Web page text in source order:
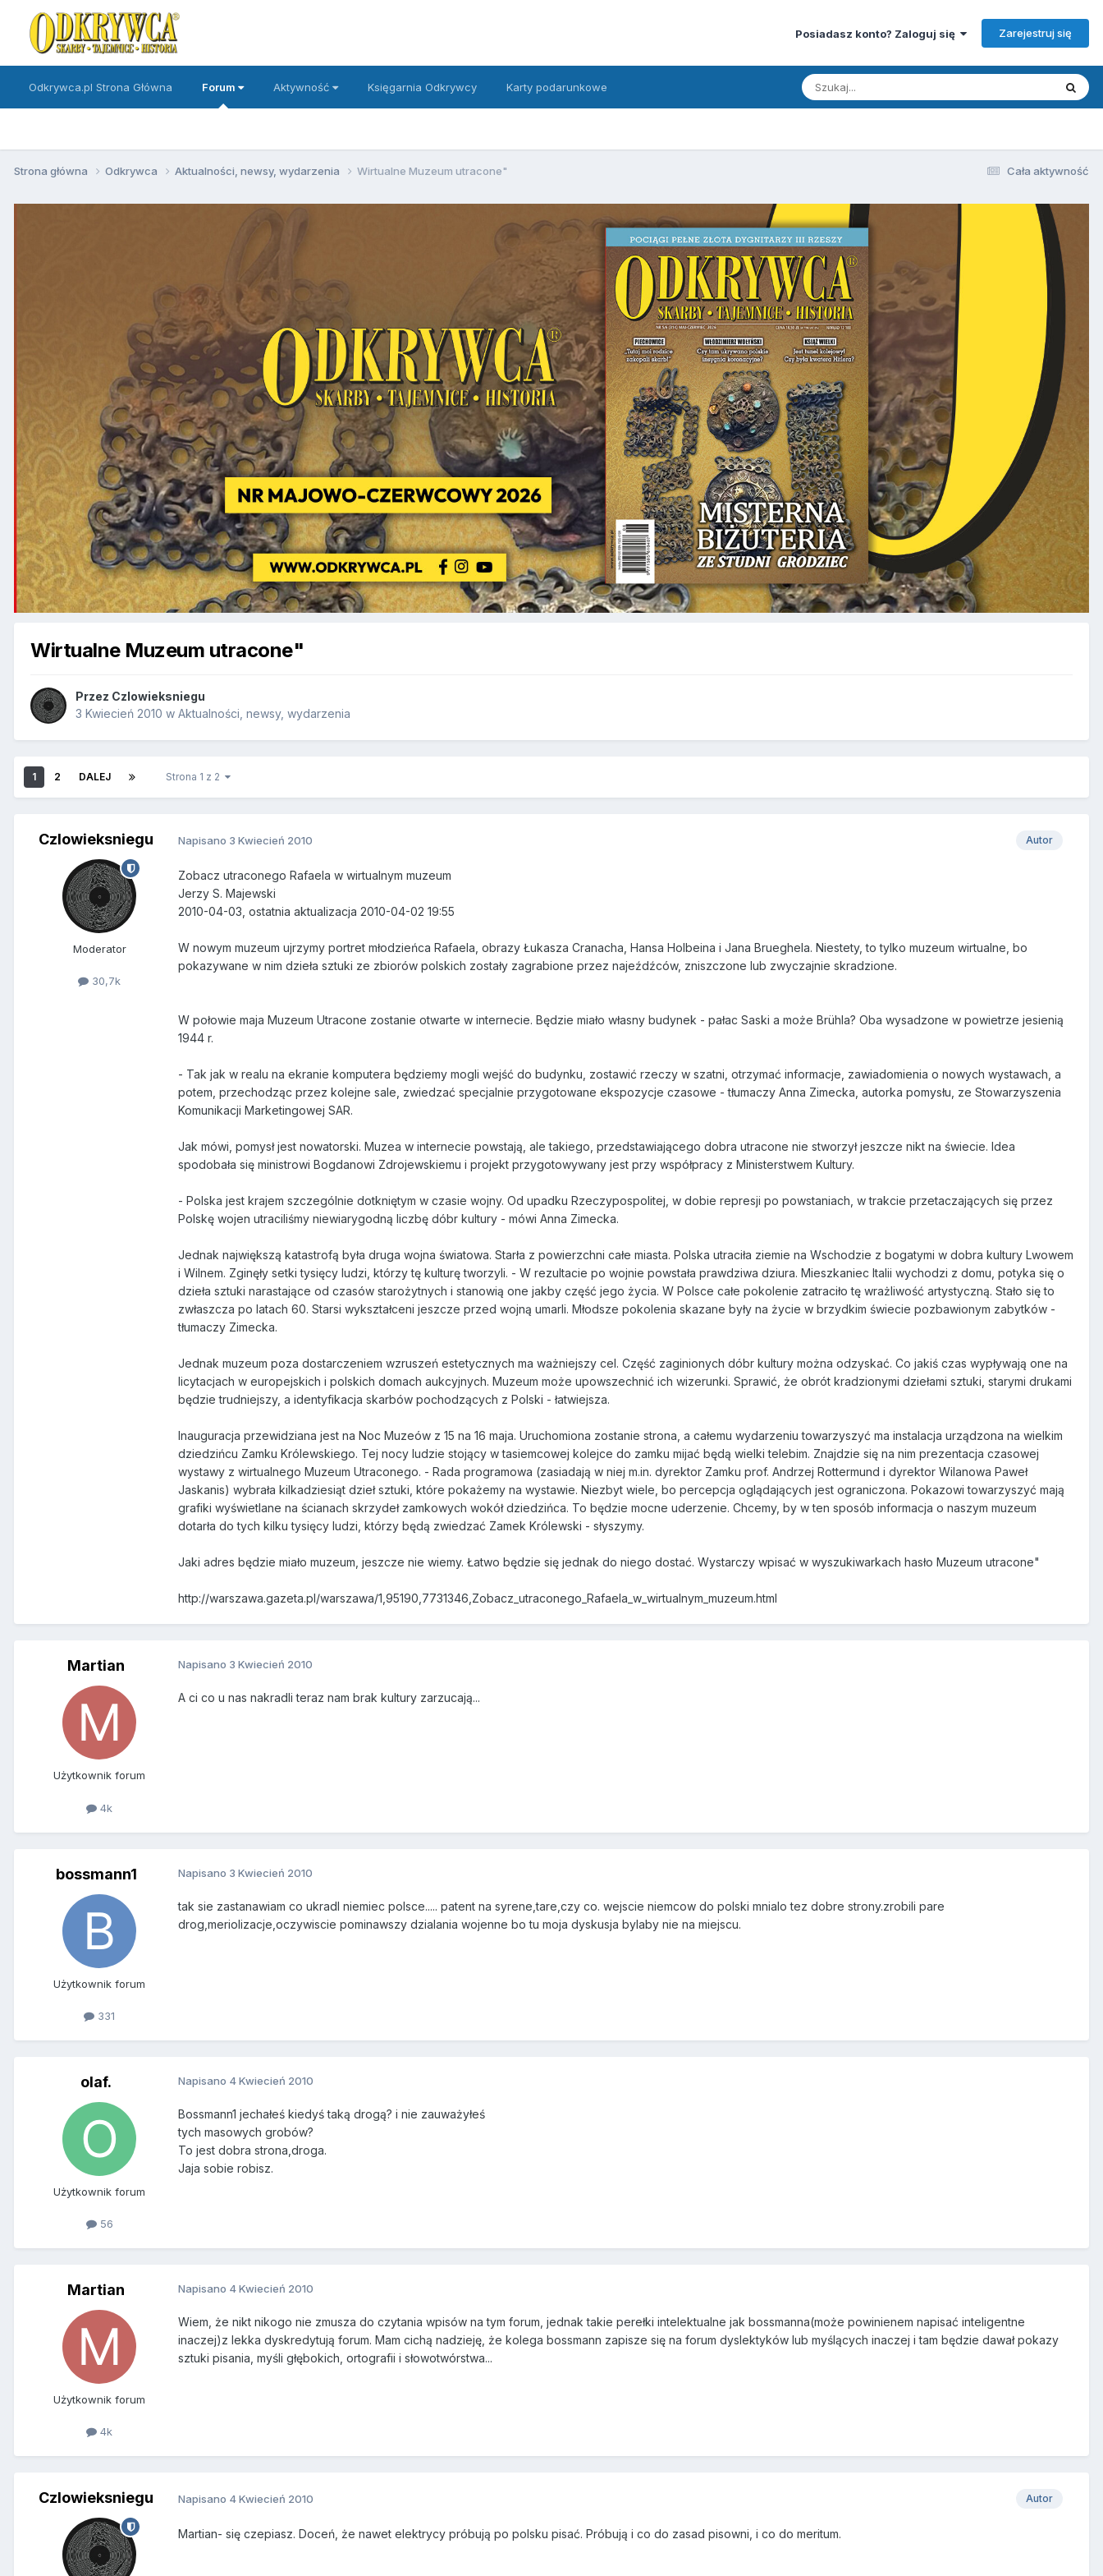
Posiadasz konto? Zaloguj się Zarejestruj się
Odkrywca.pl Strona Główna Forum Aktywność Księgarnia Odkrywcy Karty podarunkowe
Cała aktywność
Strona główna Odkrywca Aktualności, newsy, wydarzenia Wirtualne Muzeum utracone"
Wirtualne Muzeum utracone"
Przez Czlowieksniegu
3 Kwiecień 2010 w Aktualności, newsy, wydarzenia
1 2 DALEJ Strona 1 z 2
Czlowieksniegu
Moderator
30,7k
Autor
Napisano 3 Kwiecień 2010
Zobacz utraconego Rafaela w wirtualnym muzeum
Jerzy S. Majewski
2010-04-03, ostatnia aktualizacja 2010-04-02 19:55
W nowym muzeum ujrzymy portret młodzieńca Rafaela, obrazy Łukasza Cranacha, Hansa Holbeina i Jana Brueghela. Niestety, to tylko muzeum wirtualne, bo
pokazywane w nim dzieła sztuki ze zbiorów polskich zostały zagrabione przez najeźdźców, zniszczone lub zwyczajnie skradzione.
W połowie maja Muzeum Utracone zostanie otwarte w internecie. Będzie miało własny budynek - pałac Saski a może Brühla? Oba wysadzone w powietrze jesienią
1944 r.
- Tak jak w realu na ekranie komputera będziemy mogli wejść do budynku, zostawić rzeczy w szatni, otrzymać informacje, zawiadomienia o nowych wystawach, a
potem, przechodząc przez kolejne sale, zwiedzać specjalnie przygotowane ekspozycje czasowe - tłumaczy Anna Zimecka, autorka pomysłu, ze Stowarzyszenia
Komunikacji Marketingowej SAR.
Jak mówi, pomysł jest nowatorski. Muzea w internecie powstają, ale takiego, przedstawiającego dobra utracone nie stworzył jeszcze nikt na świecie. Idea
spodobała się ministrowi Bogdanowi Zdrojewskiemu i projekt przygotowywany jest przy współpracy z Ministerstwem Kultury.
- Polska jest krajem szczególnie dotkniętym w czasie wojny. Od upadku Rzeczypospolitej, w dobie represji po powstaniach, w trakcie przetaczających się przez
Polskę wojen utraciliśmy niewiarygodną liczbę dóbr kultury - mówi Anna Zimecka.
Jednak największą katastrofą była druga wojna światowa. Starła z powierzchni całe miasta. Polska utraciła ziemie na Wschodzie z bogatymi w dobra kultury Lwowem
i Wilnem. Zginęły setki tysięcy ludzi, którzy tę kulturę tworzyli. - W rezultacie po wojnie powstała prawdziwa dziura. Mieszkaniec Italii wychodzi z domu, potyka się o
dzieła sztuki narastające od czasów starożytnych i stanowią one jakby część jego życia. W Polsce całe pokolenie zatraciło tę wrażliwość artystyczną. Stało się to
zwłaszcza po latach 60. Starsi wykształceni jeszcze przed wojną umarli. Młodsze pokolenia skazane były na życie w brzydkim świecie pozbawionym zabytków -
tłumaczy Zimecka.
Jednak muzeum poza dostarczeniem wzruszeń estetycznych ma ważniejszy cel. Część zaginionych dóbr kultury można odzyskać. Co jakiś czas wypływają one na
licytacjach w europejskich i polskich domach aukcyjnych. Muzeum może upowszechnić ich wizerunki. Sprawić, że obrót kradzionymi dziełami sztuki, starymi drukami
będzie trudniejszy, a identyfikacja skarbów pochodzących z Polski - łatwiejsza.
Inauguracja przewidziana jest na Noc Muzeów z 15 na 16 maja. Uruchomiona zostanie strona, a całemu wydarzeniu towarzyszyć ma instalacja urządzona na wielkim
dziedzińcu Zamku Królewskiego. Tej nocy ludzie stojący w tasiemcowej kolejce do zamku mijać będą wielki telebim. Znajdzie się na nim prezentacja czasowej
wystawy z wirtualnego Muzeum Utraconego. - Rada programowa (zasiadają w niej m.in. dyrektor Zamku prof. Andrzej Rottermund i dyrektor Wilanowa Paweł
Jaskanis) wybrała kilkadziesiąt dzieł sztuki, które pokażemy na wystawie. Niezbyt wiele, bo percepcja oglądających jest ograniczona. Pokazowi towarzyszyć mają
grafiki wyświetlane na ścianach skrzydeł zamkowych wokół dziedzińca. To będzie mocne uderzenie. Chcemy, by w ten sposób informacja o naszym muzeum
dotarła do tych kilku tysięcy ludzi, którzy będą zwiedzać Zamek Królewski - słyszymy.
Jaki adres będzie miało muzeum, jeszcze nie wiemy. Łatwo będzie się jednak do niego dostać. Wystarczy wpisać w wyszukiwarkach hasło Muzeum utracone"
http://warszawa.gazeta.pl/warszawa/1,95190,7731346,Zobacz_utraconego_Rafaela_w_wirtualnym_muzeum.html
Martian
Użytkownik forum
4k
Napisano 3 Kwiecień 2010
A ci co u nas nakradli teraz nam brak kultury zarzucają...
bossmann1
Użytkownik forum
331
Napisano 3 Kwiecień 2010
tak sie zastanawiam co ukradl niemiec polsce..... patent na syrene,tare,czy co. wejscie niemcow do polski mnialo tez dobre strony.zrobili pare
drog,meriolizacje,oczywiscie pominawszy dzialania wojenne bo tu moja dyskusja bylaby nie na miejscu.
olaf.
Użytkownik forum
56
Napisano 4 Kwiecień 2010
Bossmann1 jechałeś kiedyś taką drogą? i nie zauważyłeś
tych masowych grobów?
To jest dobra strona,droga.
Jaja sobie robisz.
Martian
Użytkownik forum
4k
Napisano 4 Kwiecień 2010
Wiem, że nikt nikogo nie zmusza do czytania wpisów na tym forum, jednak takie perełki intelektualne jak bossmanna(może powinienem napisać inteligentne
inaczej)z lekka dyskredytują forum. Mam cichą nadzieję, że kolega bossmann zapisze się na forum dyslektyków lub myślących inaczej i tam będzie dawał pokazy
sztuki pisania, myśli głębokich, ortografii i słowotwórstwa...
Czlowieksniegu Autor
Napisano 4 Kwiecień 2010
Martian- się czepiasz. Doceń, że nawet elektrycy próbują po polsku pisać. Próbują i co do zasad pisowni, i co do meritum.